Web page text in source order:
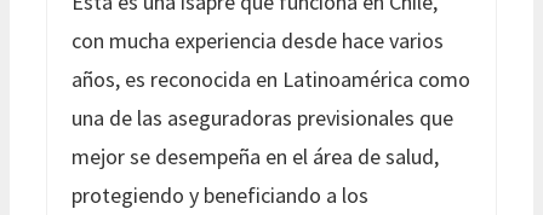
con mucha experiencia desde hace varios
años, es reconocida en Latinoamérica como
una de las aseguradoras previsionales que
mejor se desempeña en el área de salud,
protegiendo y beneficiando a los